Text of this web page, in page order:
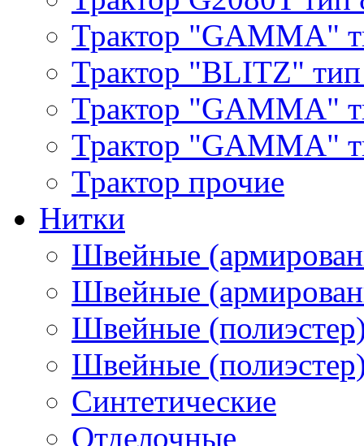
Трактор "GAMMA"
Трактор "BLITZ"
Трактор "GAMMA"
Трактор "GAMMA"
Трактор прочие
Нитки
Швейные
Швейные
Швейные
Швейные
Синтетические
Отделочные